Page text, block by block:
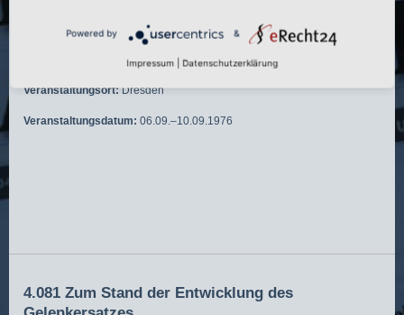
von der Akademie f. Ärtzl. Fortbildung der DDR
J. Hellinger und I. Herrmann
Veranstaltungsort:Dresden
Veranstaltungsdatum: 06.09.–10.09.1976
4.081 Zum Stand der Entwicklung des
Powered by &
Impressum Datenschutzerklärung